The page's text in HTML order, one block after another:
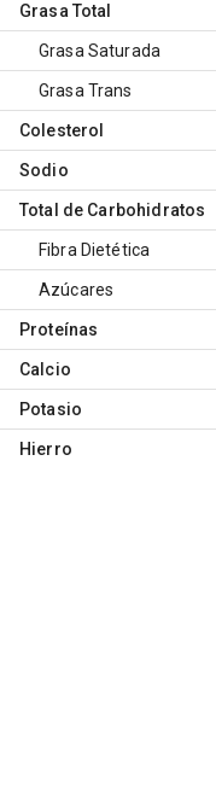
Grasa Total
Grasa Saturada
Grasa Trans
Colesterol
Sodio
Total de Carbohidratos
Fibra Dietética
Azúcares
Proteínas
Calcio
Potasio
Hierro